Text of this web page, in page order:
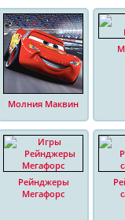
Молния Маквин
Рейнджеры
Мегафорс